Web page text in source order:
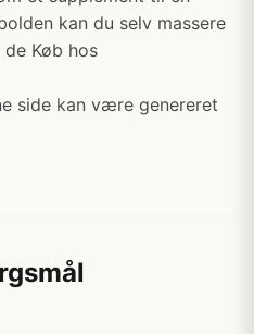
kan du selv massere
Køb hos
side kan være genereret